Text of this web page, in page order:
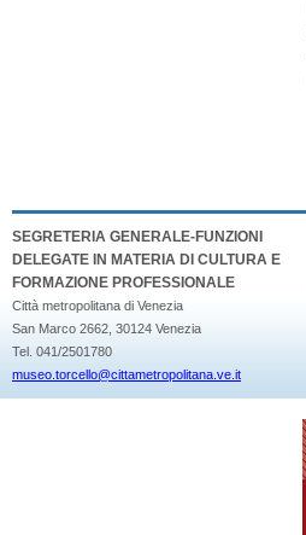
SEGRETERIA GENERALE-FUNZIONI
DELEGATE IN MATERIA DI CULTURA E
FORMAZIONE PROFESSIONALE
Città metropolitana di Venezia
San Marco 2662, 30124 Venezia
Tel. 041/2501780
museo.torcello@cittametropolitana.ve.it